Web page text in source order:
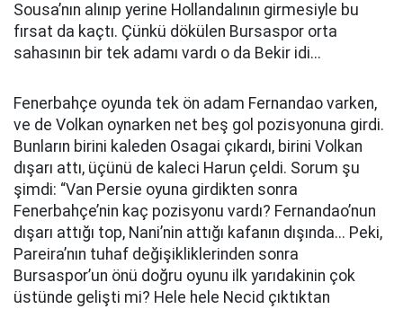
Sousa’nın alınıp yerine Hollandalının girmesiyle bu
fırsat da kaçtı. Çünkü dökülen Bursaspor orta
sahasının bir tek adamı vardı o da Bekir idi...
Fenerbahçe oyunda tek ön adam Fernandao varken,
ve de Volkan oynarken net beş gol pozisyonuna girdi.
Bunların birini kaleden Osagai çıkardı, birini Volkan
dışarı attı, üçünü de kaleci Harun çeldi. Sorum şu
şimdi: “Van Persie oyuna girdikten sonra
Fenerbahçe’nin kaç pozisyonu vardı? Fernandao’nun
dışarı attığı top, Nani’nin attığı kafanın dışında... Peki,
Pareira’nın tuhaf değişikliklerinden sonra
Bursaspor’un önü doğru oyunu ilk yarıdakinin çok
üstünde gelişti mi? Hele hele Necid çıktıktan